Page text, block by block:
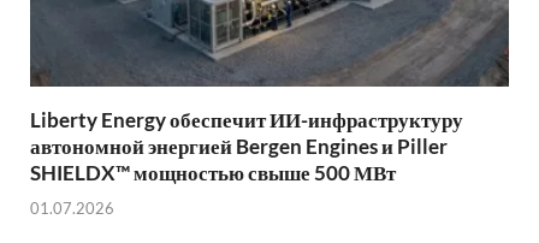
Liberty Energy обеспечит ИИ-инфраструктуру
автономной энергией Bergen Engines и Piller
SHIELDX™ мощностью свыше 500 МВт
01.07.2026